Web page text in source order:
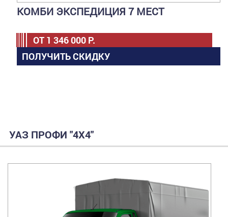
КОМБИ ЭКСПЕДИЦИЯ 7 МЕСТ
ОТ 1 346 000 Р.
ПОЛУЧИТЬ СКИДКУ
УАЗ ПРОФИ "4Х4"